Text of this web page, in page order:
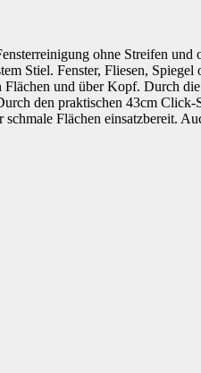
ohne Streifen
Stiel. Fenster, Fliesen,
und über Kopf. Durch
den praktischen 43cm
Flächen